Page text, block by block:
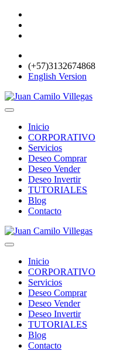
(+57)3132674868
English Version
Inicio
CORPORATIVO
Servicios
Deseo Comprar
Deseo Vender
Deseo Invertir
TUTORIALES
Blog
Contacto
Inicio
CORPORATIVO
Servicios
Deseo Comprar
Deseo Vender
Deseo Invertir
TUTORIALES
Blog
Contacto